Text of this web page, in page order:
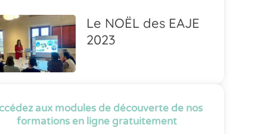
Le NOËL des EAJE
2023
aux modules de découverte de nos
formations en ligne gratuitement